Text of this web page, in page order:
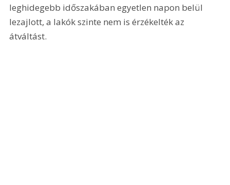
leghidegebb időszakában egyetlen napon belül
lezajlott, a lakók szinte nem is érzékelték az
átváltást.